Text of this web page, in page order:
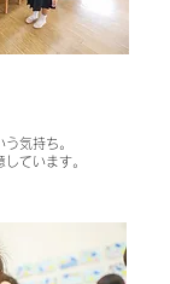
気持ち。
ています。